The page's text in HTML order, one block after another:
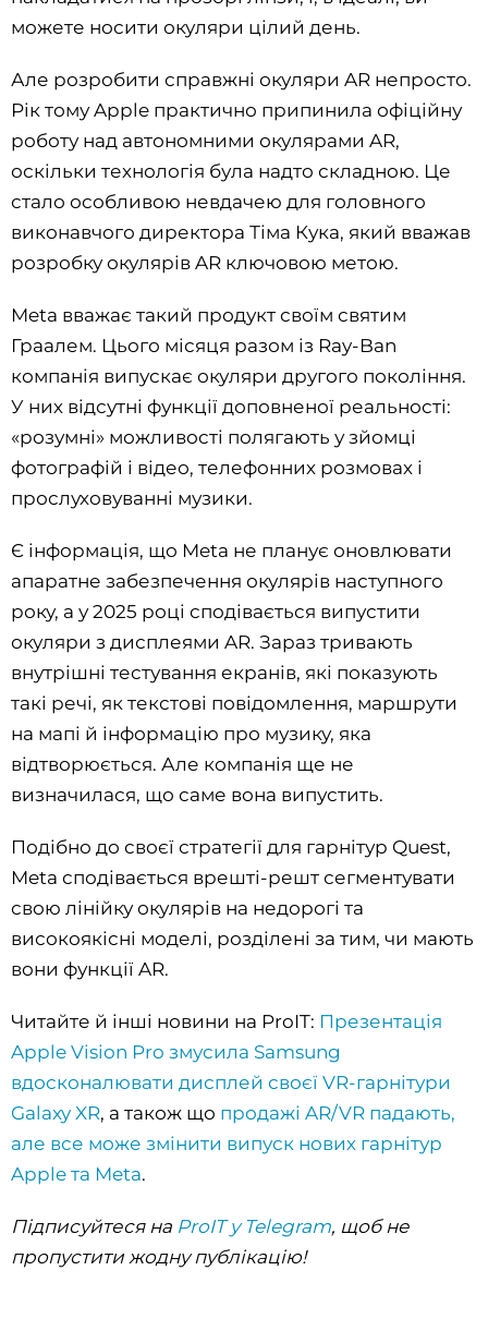
можете носити окуляри цілий день.
Але розробити справжні окуляри AR непросто.
Рік тому Apple практично припинила офіційну
роботу над автономними окулярами AR,
оскільки технологія була надто складною. Це
стало особливою невдачею для головного
виконавчого директора Тіма Кука, який вважав
розробку окулярів AR ключовою метою.
Meta вважає такий продукт своїм святим
Граалем. Цього місяця разом із Ray-Ban
компанія випускає окуляри другого покоління.
У них відсутні функції доповненої реальності:
«розумні» можливості полягають у зйомці
фотографій і відео, телефонних розмовах і
прослуховуванні музики.
Є інформація, що Meta не планує оновлювати
апаратне забезпечення окулярів наступного
року, а у 2025 році сподівається випустити
окуляри з дисплеями AR. Зараз тривають
внутрішні тестування екранів, які показують
такі речі, як текстові повідомлення, маршрути
на мапі й інформацію про музику, яка
відтворюється. Але компанія ще не
визначилася, що саме вона випустить.
Подібно до своєї стратегії для гарнітур Quest,
Meta сподівається врешті-решт сегментувати
свою лінійку окулярів на недорогі та
високоякісні моделі, розділені за тим, чи мають
вони функції AR.
Читайте й інші новини на ProIT: Презентація
Apple Vision Pro змусила Samsung
вдосконалювати дисплей своєї VR-гарнітури
Galaxy XR, а також що продажі AR/VR падають,
але все може змінити випуск нових гарнітур
Apple та Meta.
Підписуйтеся на ProIT у Telegram, щоб не
пропустити жодну публікацію!‌‌